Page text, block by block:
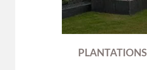
PLANTATIONS